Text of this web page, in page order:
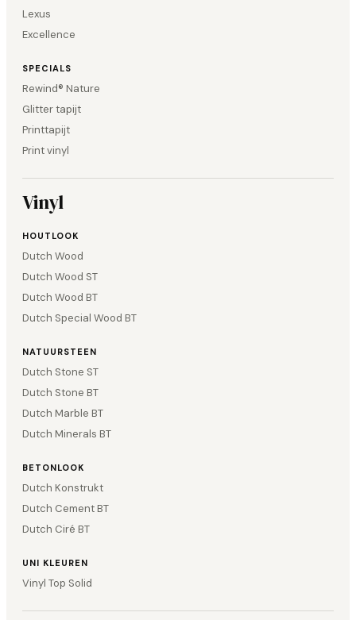
Lexus
Excellence
SPECIALS
Rewind® Nature
Glitter tapijt
Printtapijt
Print vinyl
Vinyl
HOUTLOOK
Dutch Wood
Dutch Wood ST
Dutch Wood BT
Dutch Special Wood BT
NATUURSTEEN
Dutch Stone ST
Dutch Stone BT
Dutch Marble BT
Dutch Minerals BT
BETONLOOK
Dutch Konstrukt
Dutch Cement BT
Dutch Ciré BT
UNI KLEUREN
Vinyl Top Solid